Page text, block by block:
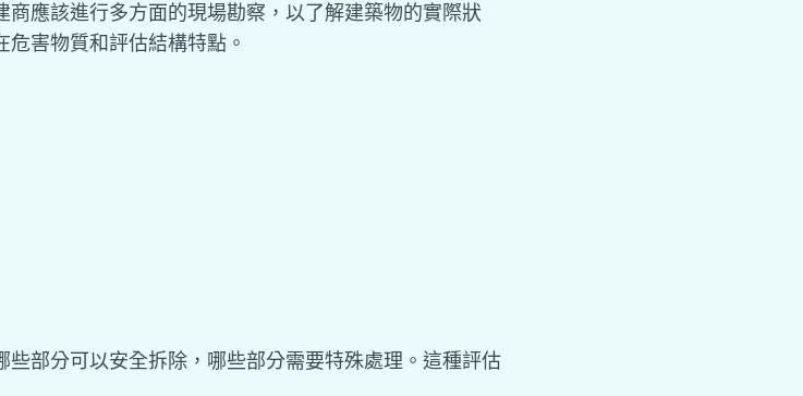
應該進行多方面的現場勘察，以了解建築物的實際狀
害物質和評估結構特點。
部分可以安全拆除，哪些部分需要特殊處理。這種評估